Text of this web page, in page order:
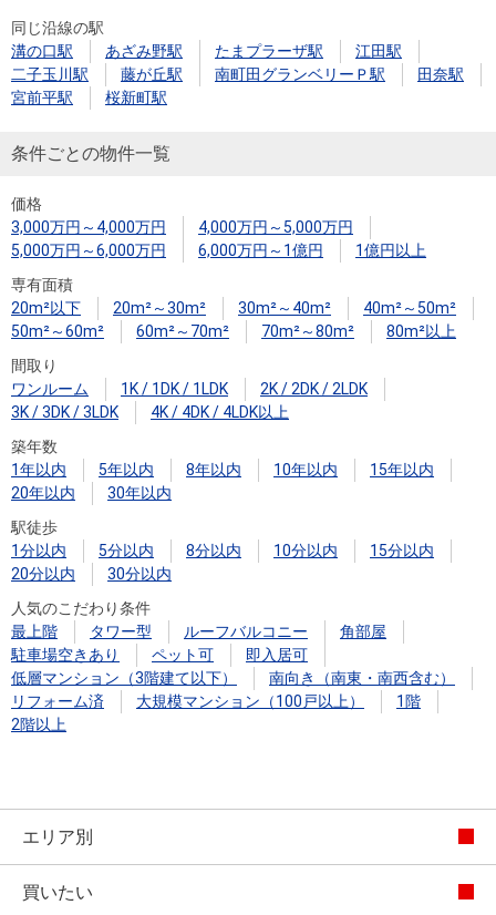
同じ沿線の駅
溝の口駅
あざみ野駅 たまプラーザ駅
江田駅
二子玉川駅
藤が丘駅 南町田グランベリーＰ駅
田奈駅
宮前平駅
桜新町駅
条件ごとの物件一覧
価格
3,000万円～4,000万円
4,000万円～5,000万円
5,000万円～6,000万円
6,000万円～1億円
1億円以上
専有面積
20m²以下
20m²～30m² 30m²～40m²
40m²～50m²
50m²～60m²
60m²～70m² 70m²～80m²
80m²以上
間取り
ワンルーム
1K / 1DK / 1LDK
2K / 2DK / 2LDK
3K / 3DK / 3LDK
4K / 4DK / 4LDK以上
築年数
1年以内
5年以内 8年以内 10年以内
15年以内
20年以内
30年以内
駅徒歩
1分以内
5分以内 8分以内 10分以内
15分以内
20分以内
30分以内
人気のこだわり条件
最上階
タワー型 ルーフバルコニー
角部屋
駐車場空きあり
ペット可
即入居可
低層マンション（3階建て以下）
南向き（南東・南西含む）
リフォーム済
大規模マンション（100戸以上）
1階
2階以上
エリア別
買いたい